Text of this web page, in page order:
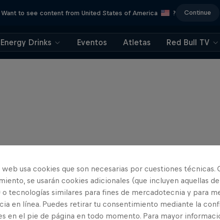
Want to see content from United States of America ? Continue
Energy Drinks Eventos Atletas Red Bull TV
web usa cookies que son necesarias por cuestiones técnicas.
se usarán cookies adicionales (que incluyen aquellas de
tecnologías similares para fines de mercadotecnia y para
en línea. Puedes retirar tu consentimiento mediante la
en el pie de página en todo momento. Para mayor